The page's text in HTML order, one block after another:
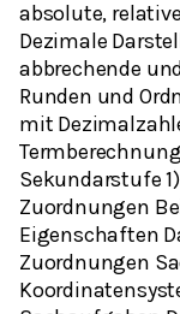
absolute,
Dezimale
abbrechende
Runden und
mit
Sekundarstufe 1)
Zuordnungen
Eigenschaften
Zuordnungen